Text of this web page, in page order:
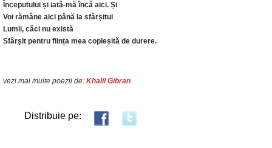
Începutului și iată-mă încă aici. Și
Voi rămâne aici până la sfârșitul
Lumii, căci nu există
Sfârșit pentru ființa mea copleșită de durere.
vezi mai multe poezii de: Khalil Gibran
Distribuie pe: